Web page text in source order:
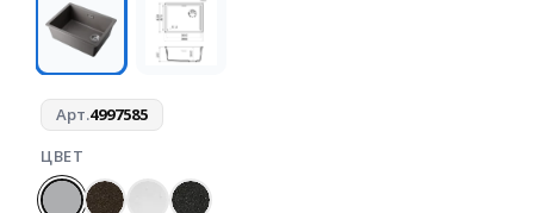
Арт.4997585
ЦВЕТ